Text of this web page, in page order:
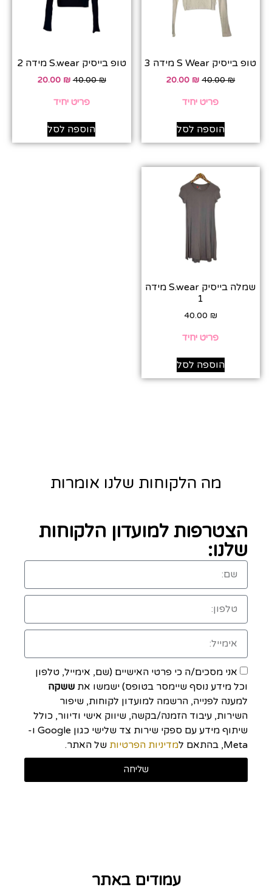
טופ בייסיק S Wear מידה 3
40.00₪
20.00 ₪
פריט יחיד
הוספה לסל
טופ בייסיק S.wear מידה 2
40.00₪
20.00 ₪
פריט יחיד
הוספה לסל
שמלה בייסיק S.wear מידה
1
40.00 ₪
פריט יחיד
הוספה לסל
מה הלקוחות שלנו אומרות
הצטרפות למועדון הלקוחות
שלנו:
אני מסכים/ה כי פרטי האישיים (שם, אימייל, טלפון
וכל מידע נוסף שיימסר בטופס) ישמשו את ששקה
למענה לפנייה, הרשמה למועדון לקוחות, שיפור
השירות, עיבוד הזמנה/בקשה, שיווק אישי ודיוור, כולל
שיתוף מידע עם ספקי שירות צד שלישי כגון Google ו-
Meta, בהתאם ל
מדיניות הפרטיות של האתר.
שליחה
עמודים באתר